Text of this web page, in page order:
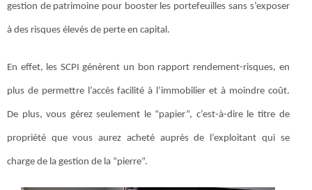
gestion de patrimoine pour booster les portefeuilles sans s’exposer
à des risques élevés de perte en capital.
En effet, les SCPI génèrent un bon rapport rendement-risques, en
plus de permettre l’accès facilité à l’immobilier et à moindre coût.
De plus, vous gérez seulement le “papier”, c’est-à-dire le titre de
propriété que vous aurez acheté auprès de l’exploitant qui se
charge de la gestion de la “pierre”.